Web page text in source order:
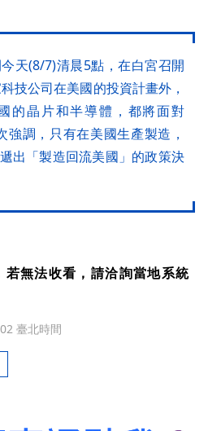
天(8/7)清晨5點，在白宮召開
技公司在美國的投資計畫外，
的晶片和半導體，都將面對
強調，只有在美國生產製造，
出「製造回流美國」的政策決
若無法收看，請洽詢當地系統
臺北時間